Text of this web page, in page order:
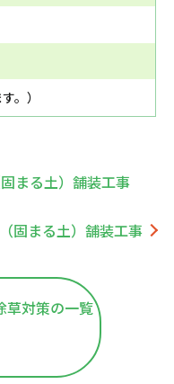
。）
まる土）舗装工事
まる土）舗装工事
草対策の一覧